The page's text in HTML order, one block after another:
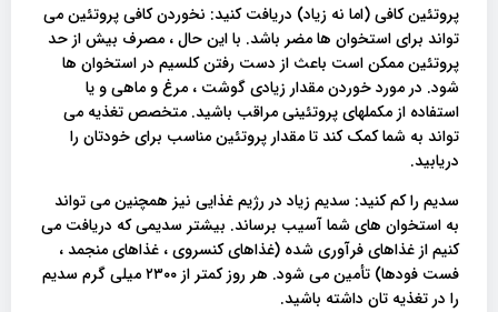
پروتئین کافی (اما نه زیاد) دریافت کنید: نخوردن کافی پروتئین می
تواند برای استخوان ها مضر باشد. با این حال ، مصرف بیش از حد
پروتئین ممکن است باعث از دست رفتن کلسیم در استخوان ها
شود. در مورد خوردن مقدار زیادی گوشت ، مرغ و ماهی و یا
استفاده از مکملهای پروتئینی مراقب باشید. متخصص تغذیه می
تواند به شما کمک کند تا مقدار پروتئین مناسب برای خودتان را
دریابید.
سدیم را کم کنید: سدیم زیاد در رژیم غذایی نیز همچنین می تواند
به استخوان های شما آسیب برساند. بیشتر سدیمی که دریافت می
کنیم از غذاهای فرآوری شده (غذاهای کنسروی ، غذاهای منجمد ،
فست فودها) تأمین می شود. هر روز کمتر از ۲۳۰۰ میلی گرم سدیم
را در تغذیه تان داشته باشید.